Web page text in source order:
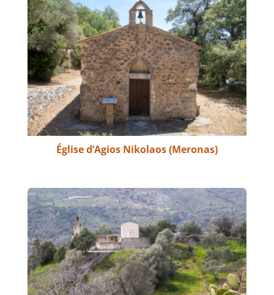
Église d’Agios Nikolaos (Meronas)